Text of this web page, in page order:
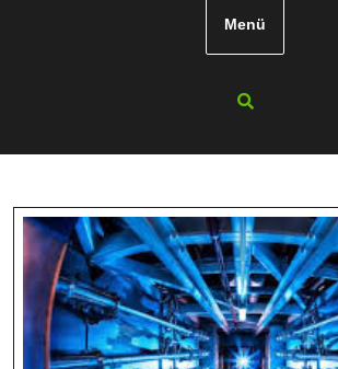
Menü